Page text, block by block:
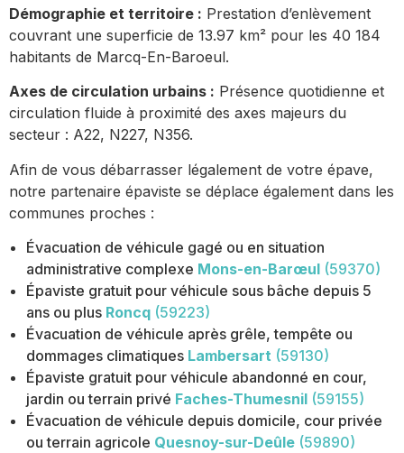
Démographie et territoire : Prestation d’enlèvement
couvrant une superficie de 13.97 km² pour les 40 184
habitants de Marcq-En-Baroeul.
Axes de circulation urbains : Présence quotidienne et
circulation fluide à proximité des axes majeurs du
secteur : A22, N227, N356.
Afin de vous débarrasser légalement de votre épave,
notre partenaire épaviste se déplace également dans les
communes proches :
Évacuation de véhicule gagé ou en situation
administrative complexe Mons-en-Barœul (59370)
Épaviste gratuit pour véhicule sous bâche depuis 5
ans ou plus Roncq (59223)
Évacuation de véhicule après grêle, tempête ou
dommages climatiques Lambersart (59130)
Épaviste gratuit pour véhicule abandonné en cour,
jardin ou terrain privé Faches-Thumesnil (59155)
Évacuation de véhicule depuis domicile, cour privée
ou terrain agricole Quesnoy-sur-Deûle (59890)